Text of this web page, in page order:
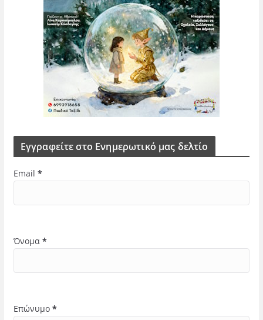
Εγγραφείτε στο Ενημερωτικό μας δελτίο
Email *
Όνομα *
Επώνυμο *